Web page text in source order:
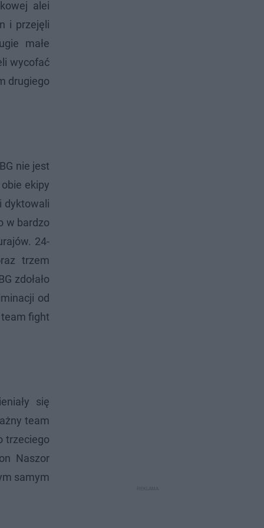
alei
i przejęli
małe
wycofać
drugiego
nie jest
ekipy
dyktowali
w bardzo
24-
trzem
zdołało
od
fight
się
team
trzeciego
Naszor
samym